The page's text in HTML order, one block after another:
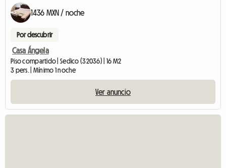
1436 MXN / noche
Por descubrir
Casa Ángela
Piso compartido | Sedico (32036) | 16 M2
3 pers. | Mínimo 1 noche
Ver anuncio